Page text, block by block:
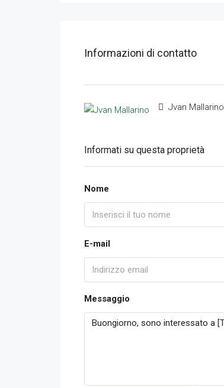
Informazioni di contatto
Jvan Mallarino
Informati su questa proprietà
Nome
E-mail
Messaggio